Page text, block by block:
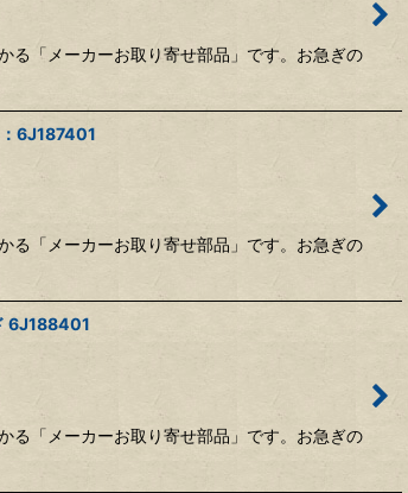
る「メーカーお取り寄せ部品」です。お急ぎの
6J187401
る「メーカーお取り寄せ部品」です。お急ぎの
6J188401
る「メーカーお取り寄せ部品」です。お急ぎの